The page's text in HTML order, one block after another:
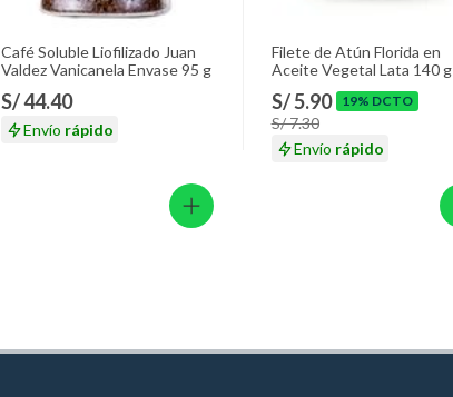
Café Soluble Liofilizado Juan
Valdez Vanicanela Envase 95 g
S/ 44.40
Envío rápido
Filete de Atún Florida en
Aceite Vegetal Lata 140 g
S/ 5.90 19% DCTO
S/ 7.30
Envío rápido